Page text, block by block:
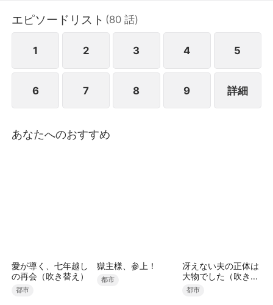
の事実が明らかになっていく。過去の誤解や隠されて
いた真実が浮かび上がり、工藤は我が子を取り戻すた
めの計画を立てるが、そこには数々の障害と試練が待
れた親子の絆を取り戻すための旅に踏み出す。
エピソードリスト (80 話)
1 2 3 4 5
6 7 8 9 詳細
あなたへのおすすめ
愛が導く、七年越し
の再会（吹き替え）
都市
獄主様、参上！
都市
冴えない夫の正体は
大物でした（吹き替
え）
都市